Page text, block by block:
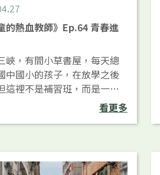
的熱血教師》Ep.64 青春進
峽，有間小草書屋，每天總
中國小的孩子，在放學之後
這裡不是補習班，而是一群
家庭失能的孩子所打造的看更多